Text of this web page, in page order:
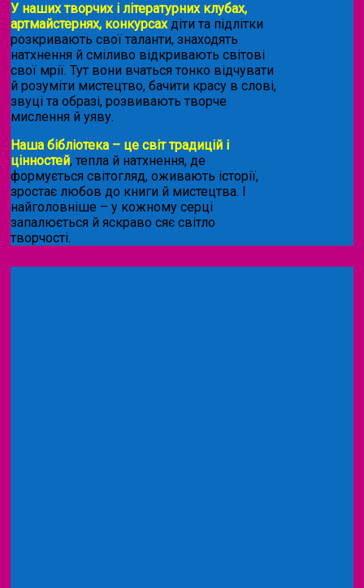
У наших творчих і літературних клубах,
артмайстернях, конкурсахдіти та підлітки
розкривають свої таланти, знаходять
натхнення й сміливо відкривають світові
свої мрії. Тут вони вчаться тонко відчувати
й розуміти мистецтво, бачити красу в слові,
звуці та образі, розвивають творче
мислення й уяву.
Наша бібліотека – це світ традицій і
цінностей, тепла й натхнення, де
формується світогляд, оживають історії,
зростає любов до книги й мистецтва. І
найголовніше – у кожному серці
запалюється й яскраво сяє світло
творчості.